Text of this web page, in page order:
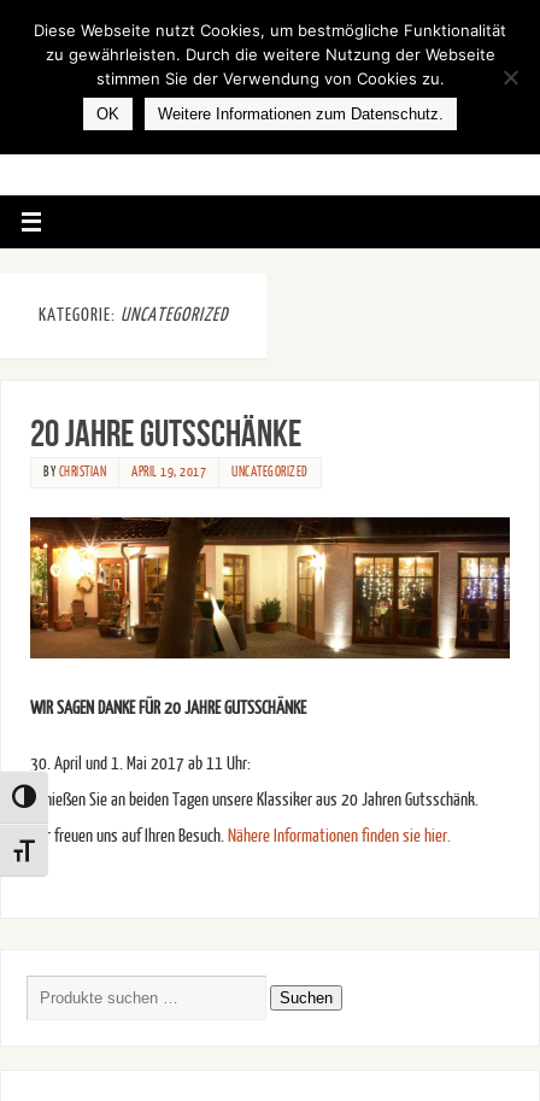
Toggle High Contrast
Toggle Font size
KATEGORIE: UNCATEGORIZED
20 Jahre Gutsschänke
BY CHRISTIAN APRIL 19, 2017 UNCATEGORIZED
WIR SAGEN DANKE FÜR 20 JAHRE GUTSSCHÄNKE
30. April und 1. Mai 2017 ab 11 Uhr:
Genießen Sie an beiden Tagen unsere Klassiker aus 20 Jahren Gutsschänk.
Wir freuen uns auf Ihren Besuch. Nähere Informationen finden sie hier.
Suchen
Diese Webseite nutzt Cookies, um bestmögliche Funktionalität
zu gewährleisten. Durch die weitere Nutzung der Webseite
stimmen Sie der Verwendung von Cookies zu.
OK Weitere Informationen zum Datenschutz.